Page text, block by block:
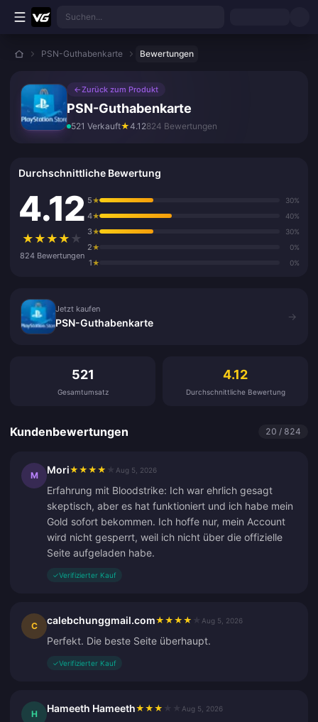
Zum Hauptinhalt springen
Suchen...
PSN-Guthabenkarte Bewertungen
←Zurück zum Produkt
PSN-Guthabenkarte
521 Verkauft★4.12824 Bewertungen
Durchschnittliche Bewertung
4.12
★ ★ ★ ★ ★
824 Bewertungen
5★ 30%
4★ 40%
3★ 30%
2★ 0%
1★ 0%
Jetzt kaufen
PSN-Guthabenkarte
→
521
Gesamtumsatz
4.12
Durchschnittliche Bewertung
Kundenbewertungen 20 / 824
M Mori★ ★ ★ ★ Aug 5, 2026
Erfahrung mit Bloodstrike: Ich war ehrlich gesagt
skeptisch, aber es hat funktioniert und ich habe mein
Gold sofort bekommen. Ich hoffe nur, mein Account
wird nicht gesperrt, weil ich nicht über die offizielle
Seite aufgeladen habe.
✓Verifizierter Kauf
C calebchunggmail.com★ ★ ★ ★ Aug 5, 2026
Perfekt. Die beste Seite überhaupt.
✓Verifizierter Kauf
H Hameeth Hameeth★ ★ ★ Aug 5, 2026